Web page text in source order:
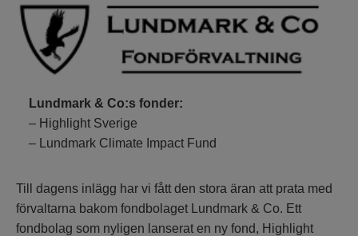
Lundmark & Co:s fonder:
– Highlight Sverige
– Lundmark Climate Impact Fund
Till dagens inlägg har vi fått den stora äran att prata med
förvaltarna bakom fondbolaget Lundmark & Co. Ett
fondbolag som nyligen lanserat en ny fond, Highlight